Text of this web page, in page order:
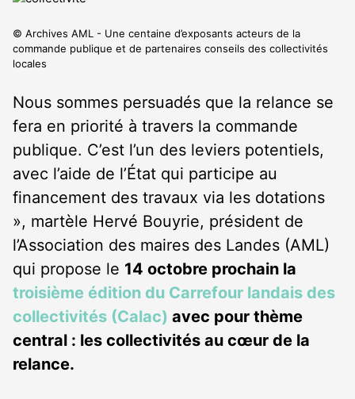
© Archives AML - Une centaine d’exposants acteurs de la
commande publique et de partenaires conseils des collectivités
locales
Nous sommes persuadés que la relance se
fera en priorité à travers la commande
publique. C’est l’un des leviers potentiels,
avec l’aide de l’État qui participe au
financement des travaux via les dotations
», martèle Hervé Bouyrie, président de
l’Association des maires des Landes (AML)
qui propose le 14 octobre prochain la
troisième édition du Carrefour landais des
collectivités (Calac) avec pour thème
central : les collectivités au cœur de la
relance.